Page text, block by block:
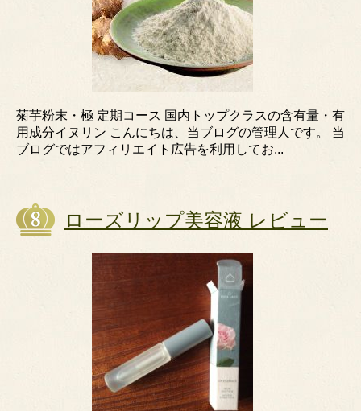
菊芋粉末・極 定期コース 国内トップクラスの含有量・有
用成分イヌリン こんにちは、当ブログの管理人です。 当
ブログではアフィリエイト広告を利用してお...
ローズリップ美容液 レビュー